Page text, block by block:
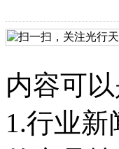
内容可以
1.行业